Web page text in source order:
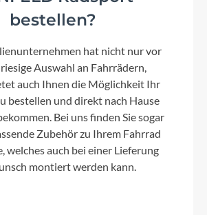
bestellen?
hat nicht nur vor
Auswahl an Fahrrädern,
auch Ihnen die Möglichkeit Ihr
bestellen und direkt nach Hause
Bei uns finden Sie sogar
Zubehör zu Ihrem Fahrrad
welches auch bei einer Lieferung
montiert werden kann.